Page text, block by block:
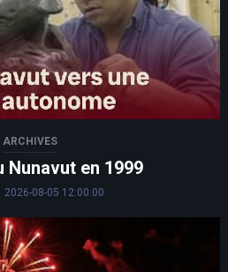
ARCHIVES
Nunavut en 1999
2026-08-05 12:00:00